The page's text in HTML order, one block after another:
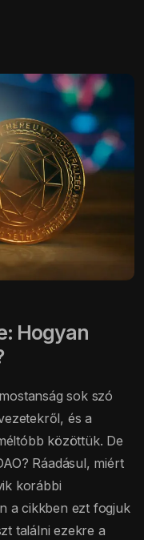
Hogyan
sok szó
és a
közöttük. De
Ráadásul, miért
korábbi
a cikkben ezt fogjuk
találni ezekre a